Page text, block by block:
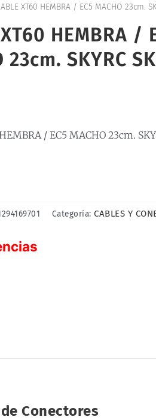
XT60 HEMBRA / EC5 MACHO 23cm.
HEMBRA /
23cm. SKYRC
/ EC5 MACHO 23cm.
Categoría:CABLES Y
Conectores